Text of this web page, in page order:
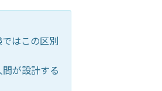
はこの区別
が設計する